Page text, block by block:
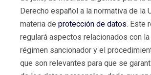
Derecho español a la normativa de la
materia de protección de datos. Este
regulará aspectos relacionados con
régimen sancionador y el
que son relevantes para que se